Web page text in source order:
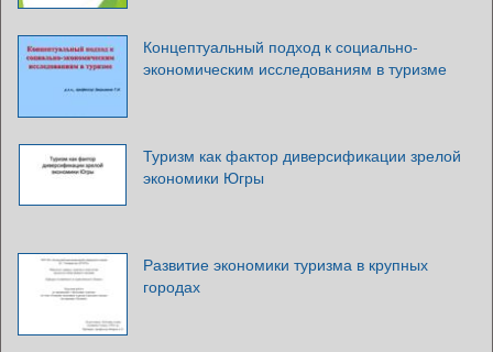
Концептуальный подход к социально-
экономическим исследованиям в туризме
Туризм как фактор диверсификации зрелой
экономики Югры
Развитие экономики туризма в крупных
городах